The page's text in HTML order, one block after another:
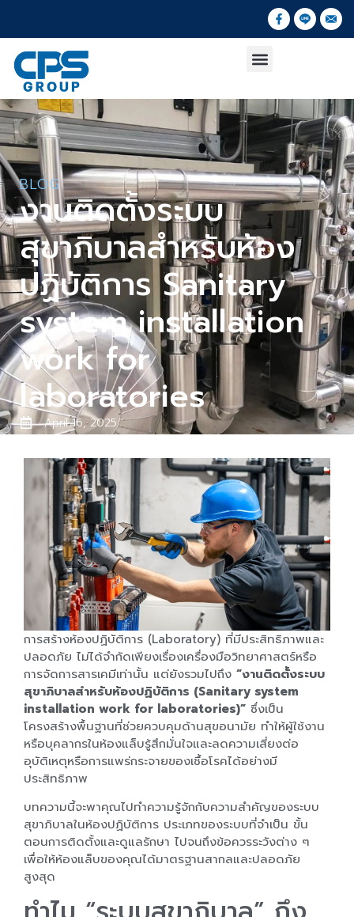
BLOG
งานติดตั้งระบบ
สุขาภิบาลสำหรับห้อง
ปฏิบัติการ Sanitary
system installation
work for
laboratories
April 16, 2025
การสร้างห้องปฏิบัติการ (Laboratory) ที่มีประสิทธิภาพและ
ปลอดภัย ไม่ได้จำกัดเพียงเรื่องเครื่องมือวิทยาศาสตร์หรือ
การจัดการสารเคมีเท่านั้น แต่ยังรวมไปถึง “งานติดตั้งระบบ
สุขาภิบาลสำหรับห้องปฏิบัติการ (Sanitary system
installation work for laboratories)” ซึ่งเป็น
โครงสร้างพื้นฐานที่ช่วยควบคุมด้านสุขอนามัย ทำให้ผู้ใช้งาน
หรือบุคลากรในห้องแล็บรู้สึกมั่นใจและลดความเสี่ยงต่อ
อุบัติเหตุหรือการแพร่กระจายของเชื้อโรคได้อย่างมี
ประสิทธิภาพ
บทความนี้จะพาคุณไปทำความรู้จักกับความสำคัญของระบบ
สุขาภิบาลในห้องปฏิบัติการ ประเภทของระบบที่จำเป็น ขั้น
ตอนการติดตั้งและดูแลรักษา ไปจนถึงข้อควรระวังต่าง ๆ
เพื่อให้ห้องแล็บของคุณได้มาตรฐานสากลและปลอดภัย
สูงสุด